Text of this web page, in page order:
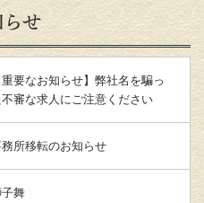
せ
重要なお知らせ】弊社名を騙っ
不審な求人にご注意ください
所移転のお知らせ
舞